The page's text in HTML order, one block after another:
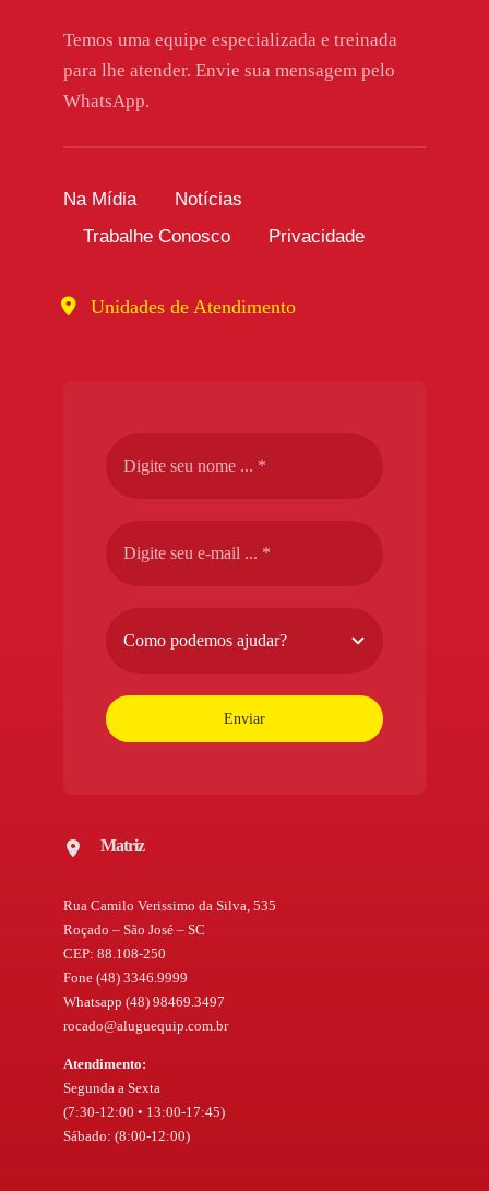
Temos uma equipe especializada e treinada
para lhe atender. Envie sua mensagem pelo
WhatsApp.
Na Mídia
Notícias
Trabalhe Conosco
Privacidade
Unidades de Atendimento
Enviar
Matriz
Rua Camilo Verissimo da Silva, 535
Roçado – São José – SC
CEP: 88.108-250
Fone (48) 3346.9999
Whatsapp (48) 98469.3497
rocado@aluguequip.com.br
Atendimento:
Segunda a Sexta
(7:30-12:00 • 13:00-17:45)
Sábado: (8:00-12:00)